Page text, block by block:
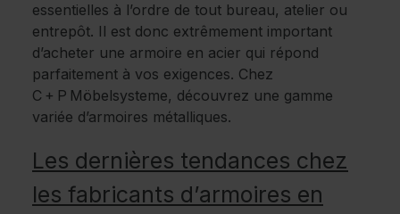
essentielles à l’ordre de tout bureau, atelier ou
entrepôt. Il est donc extrêmement important
d’acheter une armoire en acier qui répond
parfaitement à vos exigences. Chez
C + P Möbelsysteme, découvrez une gamme
variée d’armoires métalliques.
Les dernières tendances chez
les fabricants d’armoires en